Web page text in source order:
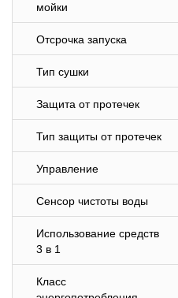
мойки
Отсрочка запуска
Тип сушки
Защита от протечек
Тип защиты от протечек
Управление
Сенсор чистоты воды
Использование средств
3 в 1
Класс